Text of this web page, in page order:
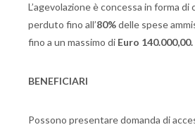
L’agevolazione è concessa in forma
perduto fino all’80%delle spese
fino a un massimo di Euro 140.000,00.
BENEFICIARI
Possono presentare domanda di